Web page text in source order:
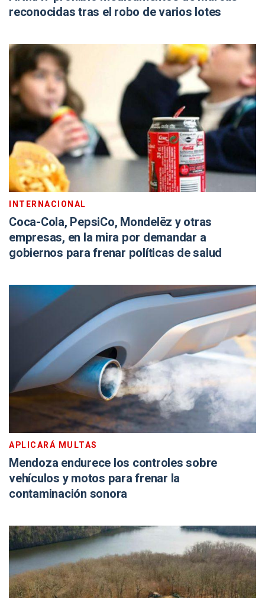
reconocidas tras el robo de varios lotes
INTERNACIONAL
Coca-Cola, PepsiCo, Mondelēz y otras
empresas, en la mira por demandar a
gobiernos para frenar políticas de salud
APLICARÁ MULTAS
Mendoza endurece los controles sobre
vehículos y motos para frenar la
contaminación sonora